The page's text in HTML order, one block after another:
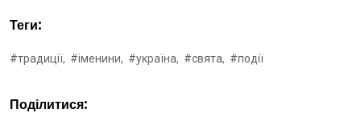
Теги:
#традиції, #іменини, #україна, #свята, #події
Поділитися: